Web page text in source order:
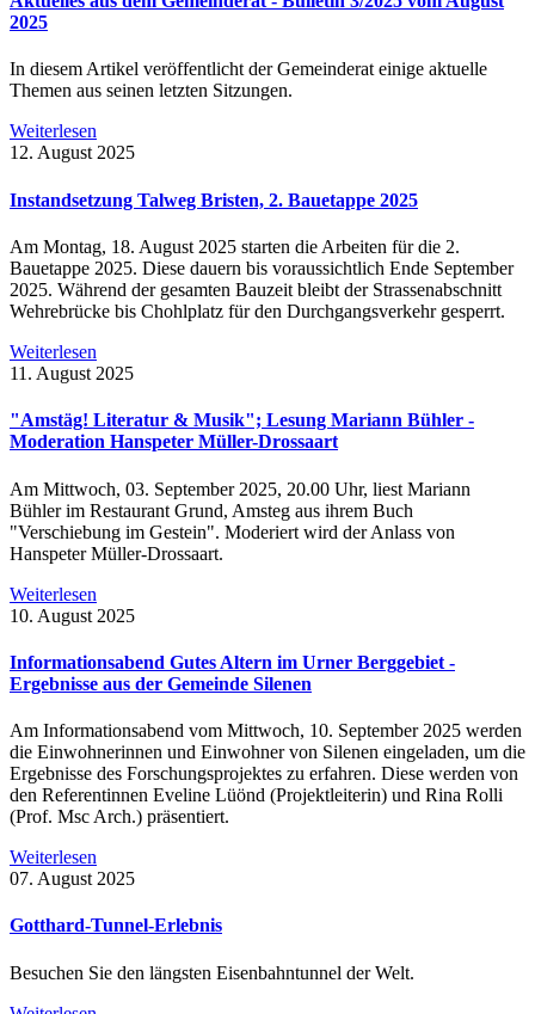
2025
In diesem Artikel veröffentlicht der Gemeinderat einige aktuelle
Themen aus seinen letzten Sitzungen.
Weiterlesen
12. August 2025
Instandsetzung Talweg Bristen, 2. Bauetappe 2025
Am Montag, 18. August 2025 starten die Arbeiten für die 2.
Bauetappe 2025. Diese dauern bis voraussichtlich Ende September
2025. Während der gesamten Bauzeit bleibt der Strassenabschnitt
Wehrebrücke bis Chohlplatz für den Durchgangsverkehr gesperrt.
Weiterlesen
11. August 2025
"Amstäg! Literatur & Musik"; Lesung Mariann Bühler -
Moderation Hanspeter Müller-Drossaart
Am Mittwoch, 03. September 2025, 20.00 Uhr, liest Mariann
Bühler im Restaurant Grund, Amsteg aus ihrem Buch
"Verschiebung im Gestein". Moderiert wird der Anlass von
Hanspeter Müller-Drossaart.
Weiterlesen
10. August 2025
Informationsabend Gutes Altern im Urner Berggebiet -
Ergebnisse aus der Gemeinde Silenen
Am Informationsabend vom Mittwoch, 10. September 2025 werden
die Einwohnerinnen und Einwohner von Silenen eingeladen, um die
Ergebnisse des Forschungsprojektes zu erfahren. Diese werden von
den Referentinnen Eveline Lüönd (Projektleiterin) und Rina Rolli
(Prof. Msc Arch.) präsentiert.
Weiterlesen
07. August 2025
Gotthard-Tunnel-Erlebnis
Besuchen Sie den längsten Eisenbahntunnel der Welt.